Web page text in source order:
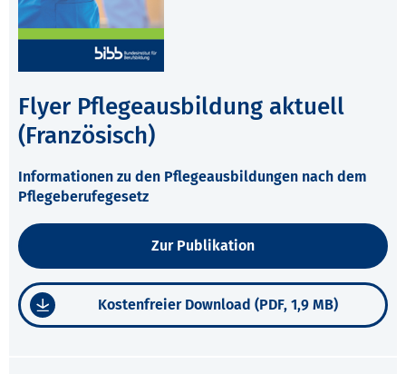
Flyer Pflegeausbildung aktuell
(Französisch)
Informationen zu den Pflegeausbildungen nach dem
Pflegeberufegesetz
Zur Publikation
Kostenfreier Download (PDF, 1,9 MB)